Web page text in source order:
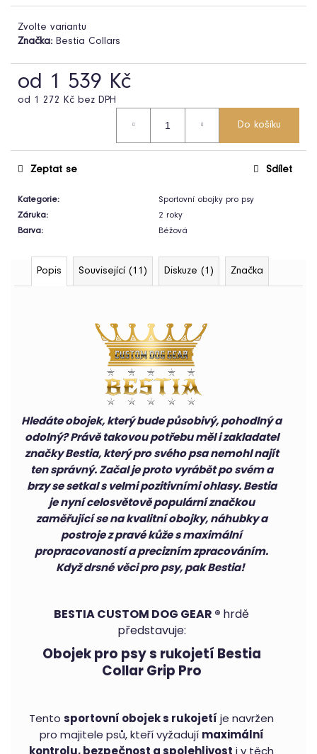
Zvolte variantu
Značka: Bestia Collars
od 1 539 Kč
od 1 272 Kč bez DPH
Do košíku
Kategorie:
Sportovní obojky pro psy
Záruka:
2 roky
Barva: Béžová
Zeptat se Sdílet
Popis Související (11) Diskuze (1) Značka
Hledáte obojek, který bude působivý, pohodlný a
odolný? Právě takovou potřebu měl i zakladatel
značky Bestia, který pro svého psa nemohl najít
ten správný. Začal je proto vyrábět po svém a
brzy se setkal s velmi pozitivními ohlasy. Bestia
je nyní celosvětově populární značkou
zaměřující se na kvalitní obojky, náhubky a
postroje z pravé kůže s maximální
propracovaností a precizním zpracováním.
Když drsné věci pro psy, pak Bestia!
BESTIA CUSTOM DOG GEAR ® hrdě
představuje:
Obojek pro psy s rukojetí Bestia
Collar Grip Pro
Tento sportovní obojek s rukojetí je navržen
pro majitele psů, kteří vyžadují maximální
kontrolu, bezpečnost a spolehlivost i v těch
u
e
m
e
postroj
psy
&
Pepper